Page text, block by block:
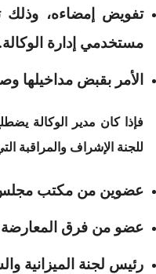
تفويض إمضاءه،
مستخدمي إدارة
الأمر بقبض مداخيلها
فإذا كان مدير الوكالة
للجنة الإشراف والمراقبة
عضوين من مكتب مجلس
عضو من فرق المعارضة
رئيس لجنة الميزانية